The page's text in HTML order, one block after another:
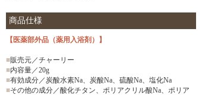
商品仕様
【医薬部外品（薬用入浴剤）】
■販売元／チャーリー
■内容量／20g
■有効成分／炭酸水素Na、炭酸Na、硫酸Na、塩化Na
■その他の成分／酸化チタン、ポリアクリル酸Na、ポリア